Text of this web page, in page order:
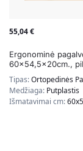
55,04€
Ergonominė
60×54,5x20cm.,
Tipas:Ortopedinės
Medžiaga: Putplastis
Išmatavimai cm: